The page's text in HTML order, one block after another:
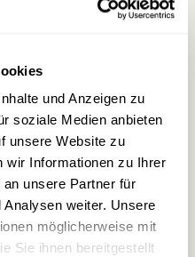
und Anzeigen zu
soziale Medien anbieten
unsere Website zu
wir Informationen zu Ihrer
unsere Partner für
weiter. Unsere
möglicherweise mit
Sie ihnen bereitgestellt
hat. Mit
und Emotionen
Gastberger,
mit
of scalaria) und
of scalaria)